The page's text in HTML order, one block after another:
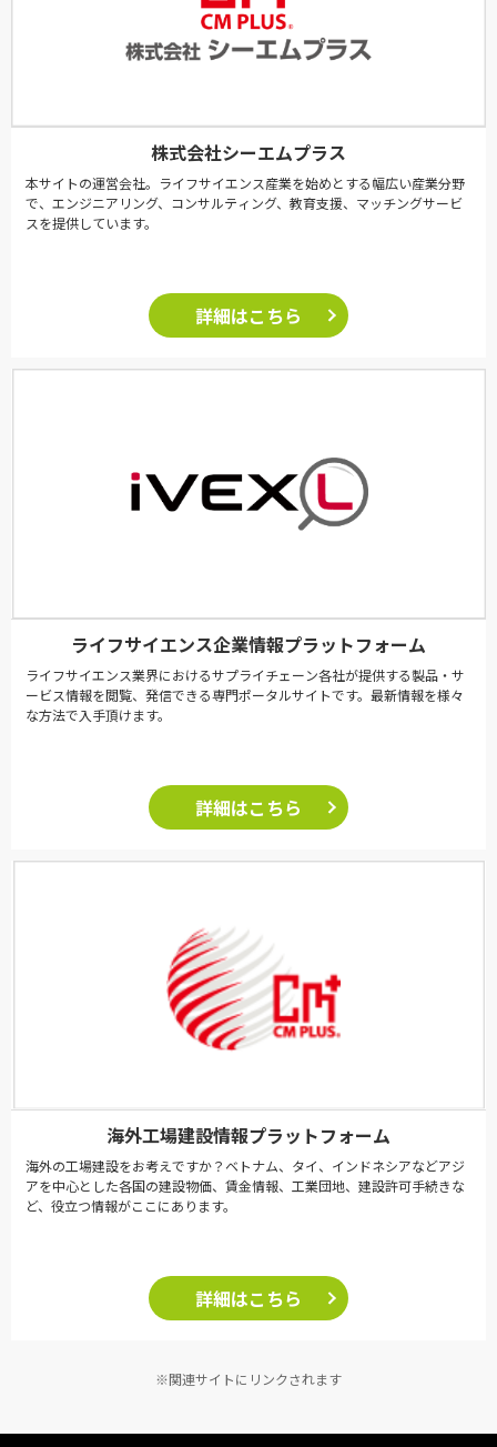
株式会社シーエムプラス
本サイトの運営会社。ライフサイエンス産業を始めとする幅広い産業分野
で、エンジニアリング、コンサルティング、教育支援、マッチングサービ
スを提供しています。
詳細はこちら
ライフサイエンス企業情報プラットフォーム
ライフサイエンス業界におけるサプライチェーン各社が提供する製品・サ
ービス情報を閲覧、発信できる専門ポータルサイトです。最新情報を様々
な方法で入手頂けます。
詳細はこちら
海外工場建設情報プラットフォーム
海外の工場建設をお考えですか？ベトナム、タイ、インドネシアなどアジ
アを中心とした各国の建設物価、賃金情報、工業団地、建設許可手続きな
ど、役立つ情報がここにあります。
詳細はこちら
※関連サイトにリンクされます